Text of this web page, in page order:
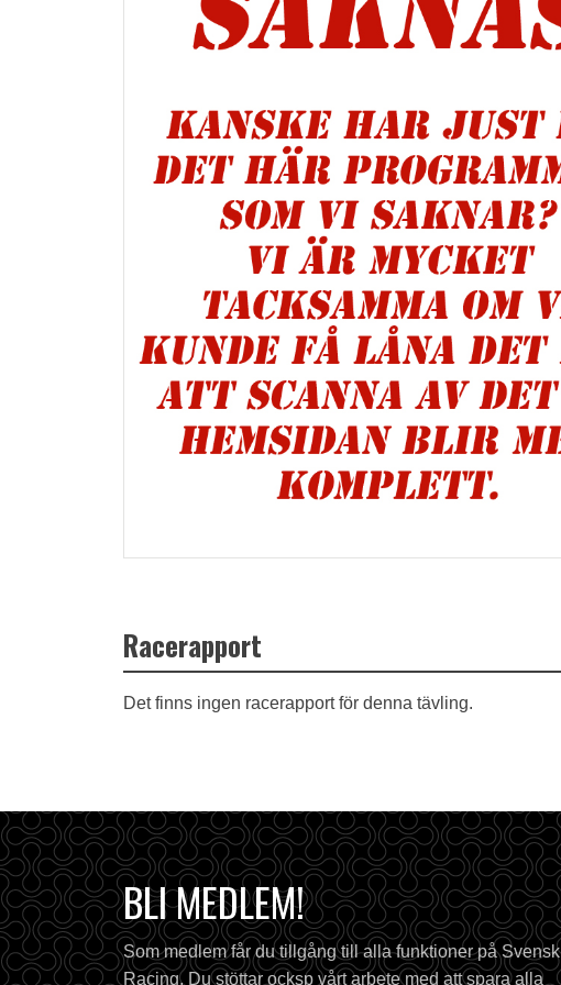
Racerapport
Det finns ingen racerapport för denna tävling.
BLI MEDLEM!
Som medlem får du tillgång till alla funktioner på Svensk
Racing. Du stöttar ocksp vårt arbete med att spara alla